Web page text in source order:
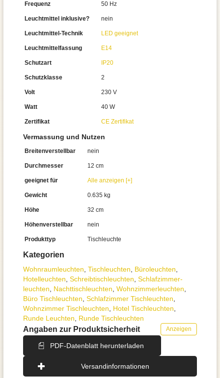
Kategorien
Wohnraum­leuchten Tisch­leuchten Büroleuchten
Hotelleuchten Schreibtisch­leuchten Schlafzimmer­
leuchten
Nachttisch­leuchten Wohnzimmer­leuchten
Büro Tischleuchten Schlafzimmer Tischleuchten
Wohnzimmer Tischleuchten
Hotel Tischleuchten
Runde Leuchten
Runde Tischleuchten
Angaben zur Produktsicherheit Anzeigen
PDF-Datenblatt herunterladen
Versandinformationen
Frequenz 50 Hz
Leuchtmittel inklusive? nein
Leuchtmittel-Technik LED geeignet
Leuchtmittelfassung E14
Schutzart IP20
Schutzklasse 2
Volt 230 V
Watt 40 W
Zertifikat CE Zertifikat
Vermassung und Nutzen
Breitenverstellbar nein
Durchmesser 12 cm
geeignet für Alle anzeigen [+]
Gewicht 0.635 kg
Höhe 32 cm
Höhenverstellbar nein
Produkttyp Tischleuchte